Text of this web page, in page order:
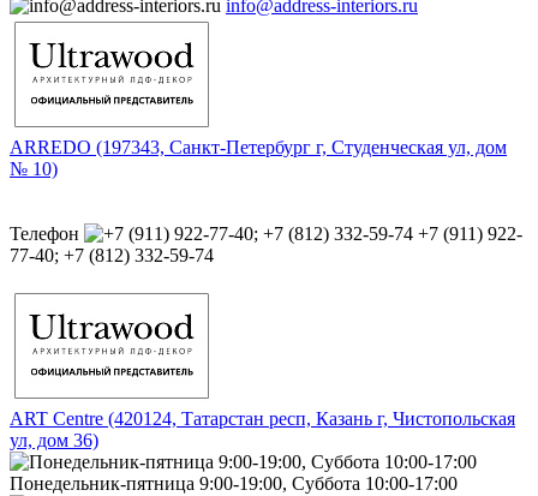
info@address-interiors.ru
ARREDO (197343, Санкт-Петербург г, Студенческая ул, дом
№ 10)
Телефон
+7 (911) 922-
77-40; +7 (812) 332-59-74
ART Centre (420124, Татарстан респ, Казань г, Чистопольская
ул, дом 36)
Понедельник-пятница 9:00-19:00, Суббота 10:00-17:00